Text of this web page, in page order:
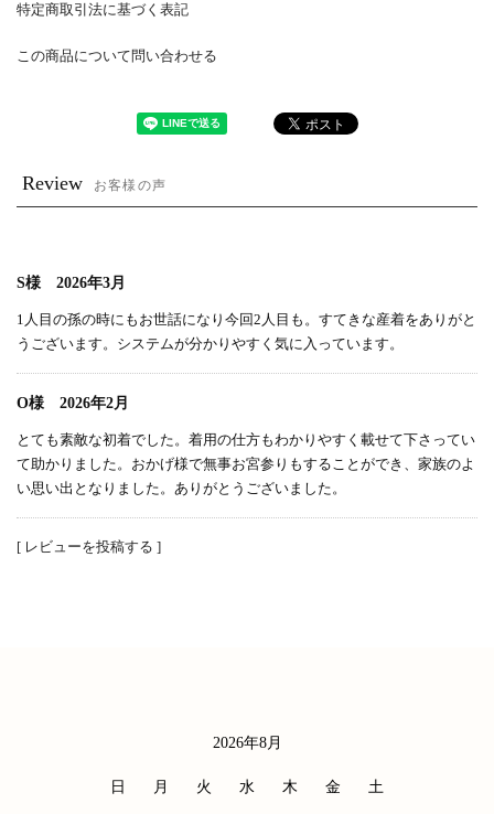
特定商取引法に基づく表記
この商品について問い合わせる
Review お客様の声
S様 2026年3月
1人目の孫の時にもお世話になり今回2人目も。すてきな産着をありがと
うございます。システムが分かりやすく気に入っています。
O様 2026年2月
とても素敵な初着でした。着用の仕方もわかりやすく載せて下さってい
て助かりました。おかげ様で無事お宮参りもすることができ、家族のよ
い思い出となりました。ありがとうございました。
[ レビューを投稿する ]
2026年8月
日 月 火 水 木 金 土